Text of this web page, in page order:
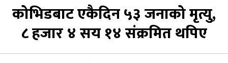
कोभिडबाट एकैदिन ५३ जनाको मृत्यु,
८ हजार ४ सय १४ संक्रमित थपिए